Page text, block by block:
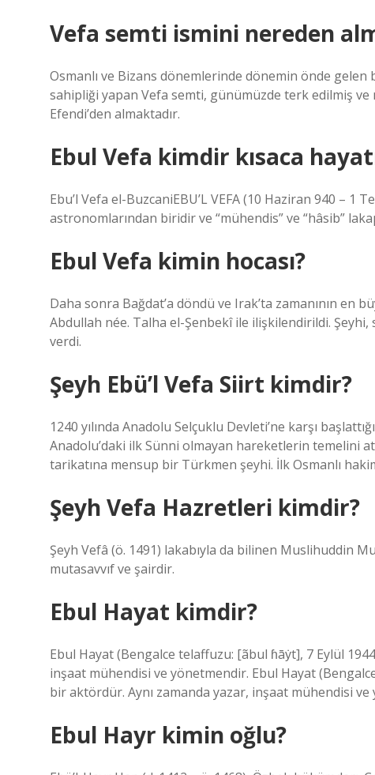
Vefa semti ismini nereden
Osmanlı ve Bizans dönemlerinde dönemin önde
sahipliği yapan Vefa semti, günümüzde terk edilmiş
Efendi’den almaktadır.
Ebul Vefa kimdir kısaca
Ebu’l Vefa el-BuzcaniEBU’L VEFA (10 Haziran 940 –
astronomlarından biridir ve “mühendis” ve “hâsib”
Ebul Vefa kimin hocası?
Daha sonra Bağdat’a döndü ve Irak’ta zamanının en
Abdullah née. Talha el-Şenbekî ile ilişkilendirildi. Şeyhi,
verdi.
Şeyh Ebü’l Vefa Siirt kimdir?
1240 yılında Anadolu Selçuklu Devleti’ne karşı
Anadolu’daki ilk Sünni olmayan hareketlerin temelini
tarikatına mensup bir Türkmen şeyhi. İlk Osmanlı
Şeyh Vefa Hazretleri kimdir?
Şeyh Vefâ (ö. 1491) lakabıyla da bilinen Muslihuddin
mutasavvıf ve şairdir.
Ebul Hayat kimdir?
Ebul Hayat (Bengalce telaffuzu: [ãbul ɦāẏt], 7 Eylül
inşaat mühendisi ve yönetmendir. Ebul Hayat
bir aktördür. Aynı zamanda yazar, inşaat mühendisi
Ebul Hayr kimin oğlu?